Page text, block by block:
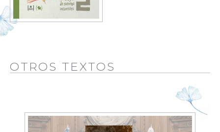
OTROS TEXTOS